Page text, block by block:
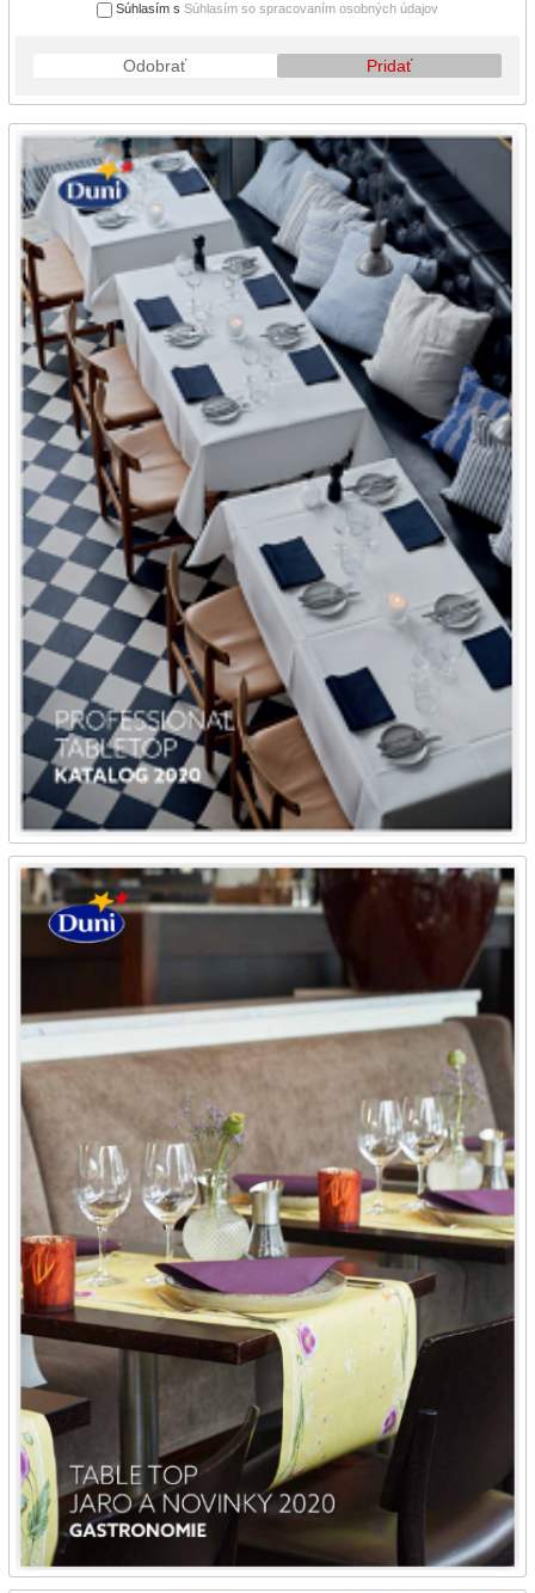
Súhlasím s Súhlasím so spracovaním osobných údajov
Odobrať Pridať